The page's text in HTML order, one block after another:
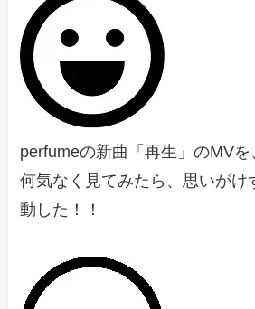
perfumeの新曲「再生」のMVを
何気なく見てみたら、思いがけ
動した！！